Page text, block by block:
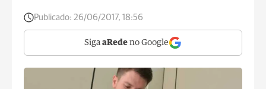
Publicado: 26/06/2017, 18:56
Siga aRede no Google